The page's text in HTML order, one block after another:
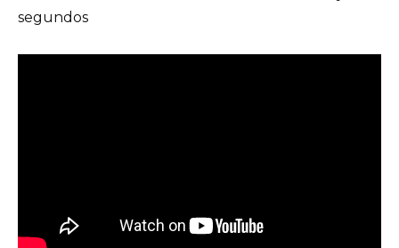
segundos